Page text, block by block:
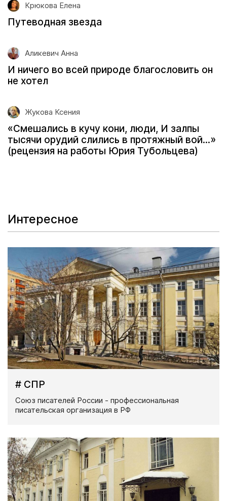
Крюкова Елена
Путеводная звезда
Аликевич Анна
И ничего во всей природе благословить он
не хотел
Жукова Ксения
«Смешались в кучу кони, люди, И залпы
тысячи орудий слились в протяжный вой...»
(рецензия на работы Юрия Тубольцева)
Интересное
# СПР
Союз писателей России - профессиональная
писательская организация в РФ